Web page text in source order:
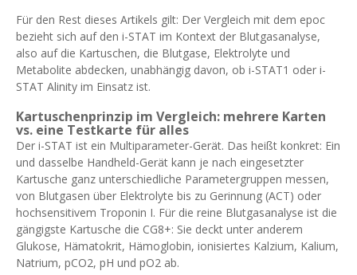
Für den Rest dieses Artikels gilt: Der Vergleich mit dem epoc
bezieht sich auf den i-STAT im Kontext der Blutgasanalyse,
also auf die Kartuschen, die Blutgase, Elektrolyte und
Metabolite abdecken, unabhängig davon, ob i-STAT1 oder i-
STAT Alinity im Einsatz ist.
Kartuschenprinzip im Vergleich: mehrere Karten
vs. eine Testkarte für alles
Der i-STAT ist ein Multiparameter-Gerät. Das heißt konkret: Ein
und dasselbe Handheld-Gerät kann je nach eingesetzter
Kartusche ganz unterschiedliche Parametergruppen messen,
von Blutgasen über Elektrolyte bis zu Gerinnung (ACT) oder
hochsensitivem Troponin I. Für die reine Blutgasanalyse ist die
gängigste Kartusche die CG8+: Sie deckt unter anderem
Glukose, Hämatokrit, Hämoglobin, ionisiertes Kalzium, Kalium,
Natrium, pCO2, pH und pO2 ab.